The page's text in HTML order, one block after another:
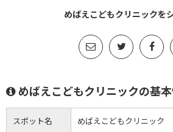
めばえこどもクリニックを
めばえこどもクリニックの基
スポット名 めばえこどもクリニック